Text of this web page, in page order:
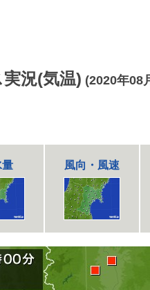
況(気温) (2020年08
量 風向・風速